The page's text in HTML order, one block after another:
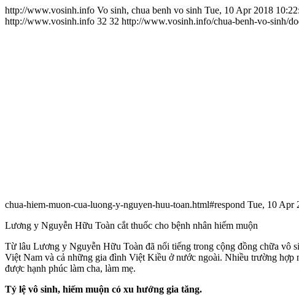
http://www.vosinh.info Vo sinh, chua benh vo sinh Tue, 10 Apr 2018
http://www.vosinh.info 32 32 http://www.vosinh.info/chua-benh-vo-sinh/
chua-hiem-muon-cua-luong-y-nguyen-huu-toan.html#respond Tue, 10 Apr
Lương y Nguyễn Hữu Toàn cắt thuốc cho bệnh nhân hiếm muộn
Từ lâu Lương y Nguyễn Hữu Toàn đã nổi tiếng trong cộng đồng chữa vô
Việt Nam và cả những gia đình Việt Kiều ở nước ngoài. Nhiều trường
được hạnh phúc làm cha, làm mẹ.
Tỷ lệ vô sinh, hiếm muộn có xu hướng gia tăng.